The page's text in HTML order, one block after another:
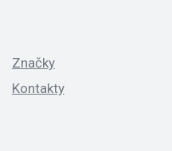
Značky
Kontakty